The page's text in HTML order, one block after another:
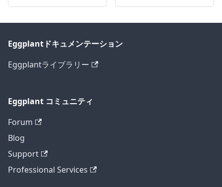
Eggplantドキュメンテーション
Eggplantライブラリー
Eggplant コミュニティ
Forum
Blog
Support
Professional Services